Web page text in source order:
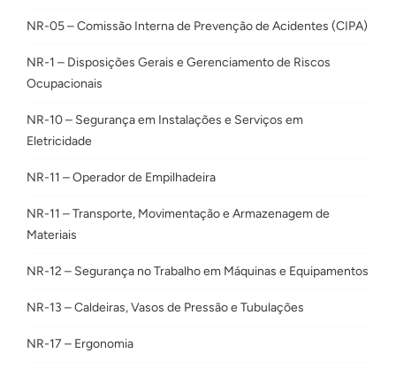
NR-05 – Comissão Interna de Prevenção de Acidentes (CIPA)
NR-1 – Disposições Gerais e Gerenciamento de Riscos
Ocupacionais
NR-10 – Segurança em Instalações e Serviços em
Eletricidade
NR-11 – Operador de Empilhadeira
NR-11 – Transporte, Movimentação e Armazenagem de
Materiais
NR-12 – Segurança no Trabalho em Máquinas e Equipamentos
NR-13 – Caldeiras, Vasos de Pressão e Tubulações
NR-17 – Ergonomia